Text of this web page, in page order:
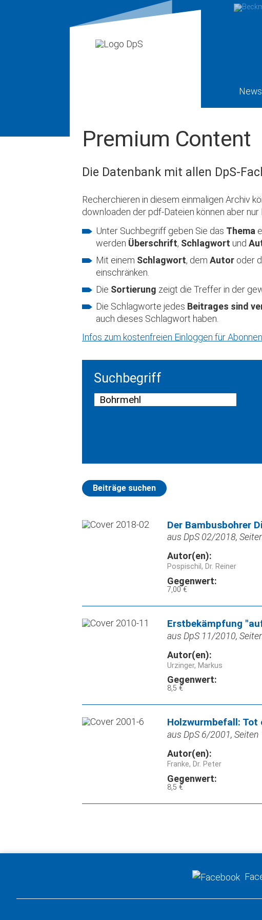
News
Premium Content
Die Datenbank mit allen DpS-
Recherchieren in diesem einmaligen Archiv
downloaden der pdf-Dateien können aber nur
Unter Suchbegriff geben Sie das Thema
werden Überschrift, Schlagwort und
Mit einem Schlagwort, dem Autor oder
einschränken.
Die Sortierung zeigt die Treffer in der
Die Schlagworte jedes Beitrages sind
auch dieses Schlagwort haben.
Infos zum kostenfreien Einloggen für
Suchbegriff
Beiträge suchen
Der Bambusbohrer
aus DpS 02/2018,
Autor(en):
Pospischil, Dr. Reiner
Gegenwert:
7,00 €
Erstbekämpfung
aus DpS 11/2010,
Autor(en):
Urzinger, Markus
Gegenwert:
8,5 €
Holzwurmbefall: Tot
aus DpS 6/2001,
Autor(en):
Franke, Dr. Peter
Gegenwert:
8,5 €